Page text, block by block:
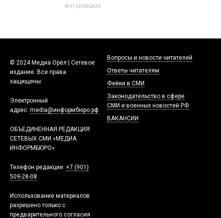
16:11 | 07-03-2025
© 2024 Медиа Орёл | Сетевое
издание. Все права
защищены.
Электронный
адрес: media@информбюро.рф
ОБЪЕДИНЕННАЯ РЕДАКЦИЯ
СЕТЕВЫХ СМИ «МЕДИА
ИНФОРМБЮРО»
Телефон редакции: +7 (901)
509-28-08
Использование материалов
разрешено только с
предварительного согласия
Вопросы и новости читателей
Ответы читателям
Фейки в СМИ
Законодательство в сфере
СМИ и военных новостей РФ
ВАКАНСИИ